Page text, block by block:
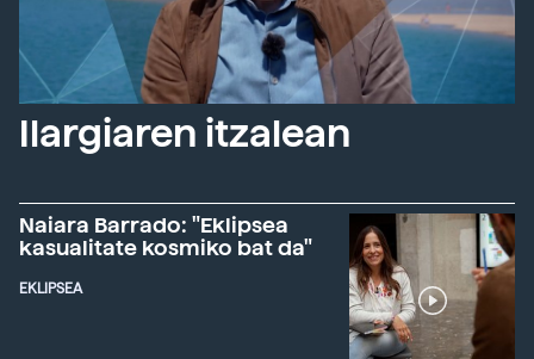
Ilargiaren itzalean
Naiara Barrado: "Eklipsea
kasualitate kosmiko bat da"
EKLIPSEA